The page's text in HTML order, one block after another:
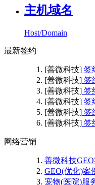
主机域名
Host/Domain
最新签约
[善微科技] 签
[善微科技] 签
[善微科技] 签
[善微科技] 签
[善微科技] 签
[善微科技] 签
网络营销
善微科技
GEO(优化)案
宠物(医院)服